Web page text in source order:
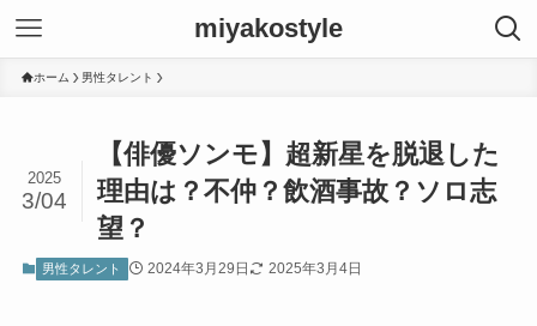
miyakostyle
ホーム 男性タレント
【俳優ソンモ】超新星を脱退した
理由は？不仲？飲酒事故？ソロ志
望？
2025
3/04
男性タレント 2024年3月29日 2025年3月4日